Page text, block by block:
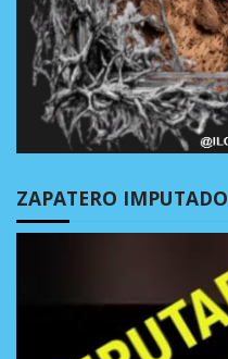
ZAPATERO IMPUTADO